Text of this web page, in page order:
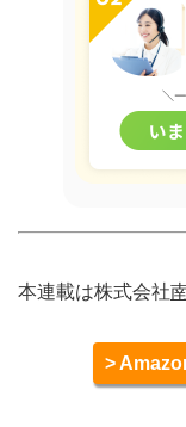
本連載は株式会社
>